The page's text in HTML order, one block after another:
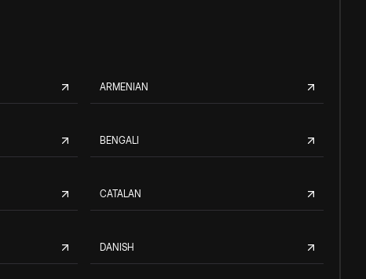
ARMENIAN
BENGALI
CATALAN
DANISH